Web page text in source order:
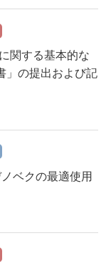
関する基本的な
」の提出および記
ベクの最適使用